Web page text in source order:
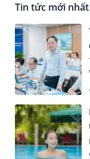
Tin tức mới nhất